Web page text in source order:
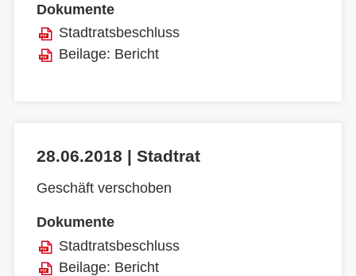
Dokumente
Stadtratsbeschluss
Beilage: Bericht
28.06.2018 | Stadtrat
Geschäft verschoben
Dokumente
Stadtratsbeschluss
Beilage: Bericht